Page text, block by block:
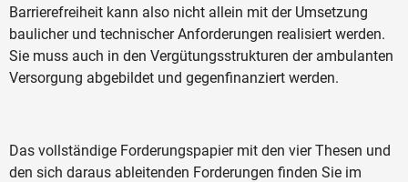
Barrierefreiheit kann also nicht allein mit der Umsetzung
baulicher und technischer Anforderungen realisiert werden.
Sie muss auch in den Vergütungsstrukturen der ambulanten
Versorgung abgebildet und gegenfinanziert werden.
Das vollständige Forderungspapier mit den vier Thesen und
den sich daraus ableitenden Forderungen finden Sie im